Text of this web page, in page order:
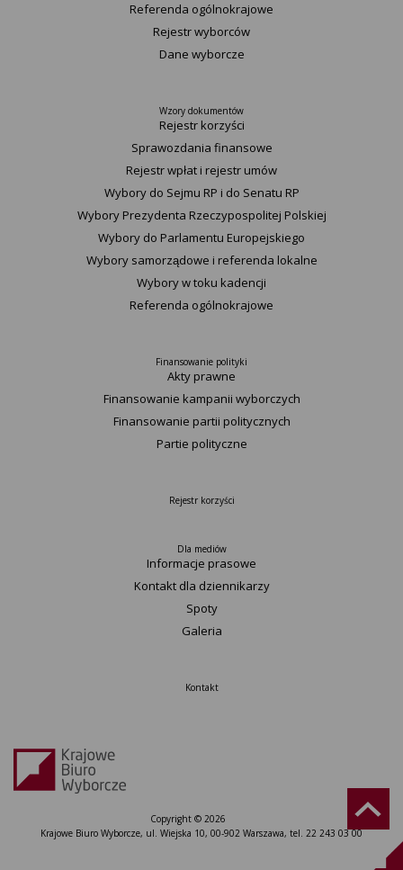
Referenda ogólnokrajowe
Rejestr wyborców
Dane wyborcze
Wzory dokumentów
Rejestr korzyści
Sprawozdania finansowe
Rejestr wpłat i rejestr umów
Wybory do Sejmu RP i do Senatu RP
Wybory Prezydenta Rzeczypospolitej Polskiej
Wybory do Parlamentu Europejskiego
Wybory samorządowe i referenda lokalne
Wybory w toku kadencji
Referenda ogólnokrajowe
Finansowanie polityki
Akty prawne
Finansowanie kampanii wyborczych
Finansowanie partii politycznych
Partie polityczne
Rejestr korzyści
Dla mediów
Informacje prasowe
Kontakt dla dziennikarzy
Spoty
Galeria
Kontakt
Copyright © 2026
Krajowe Biuro Wyborcze, ul. Wiejska 10, 00-902 Warszawa, tel. 22 243 03 00